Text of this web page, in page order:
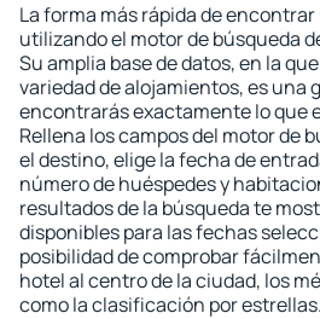
La forma más rápida de
utilizando el motor de búsqueda
Su amplia base de datos, en la
variedad de alojamientos, es una
encontrarás exactamente lo que
Rellena los campos del motor de
el destino, elige la fecha de
número de huéspedes y
resultados de la búsqueda te
disponibles para las fechas
posibilidad de comprobar
hotel al centro de la ciudad, los
como la clasificación por estrellas.